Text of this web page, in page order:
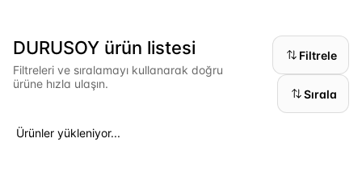
DURUSOY ürün listesi
Filtreleri ve sıralamayı kullanarak doğru
ürüne hızla ulaşın.
Filtrele
Sırala
Ürünler yükleniyor...